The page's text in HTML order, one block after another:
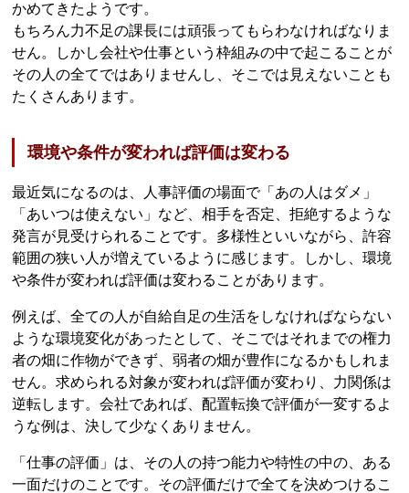
かめてきたようです。
もちろん力不足の課長には頑張ってもらわなければなりま
せん。しかし会社や仕事という枠組みの中で起こることが
その人の全てではありませんし、そこでは見えないことも
たくさんあります。
環境や条件が変われば評価は変わる
最近気になるのは、人事評価の場面で「あの人はダメ」
「あいつは使えない」など、相手を否定、拒絶するような
発言が見受けられることです。多様性といいながら、許容
範囲の狭い人が増えているように感じます。しかし、環境
や条件が変われば評価は変わることがあります。
例えば、全ての人が自給自足の生活をしなければならない
ような環境変化があったとして、そこではそれまでの権力
者の畑に作物ができず、弱者の畑が豊作になるかもしれま
せん。求められる対象が変われば評価が変わり、力関係は
逆転します。会社であれば、配置転換で評価が一変するよ
うな例は、決して少なくありません。
「仕事の評価」は、その人の持つ能力や特性の中の、ある
一面だけのことです。その評価だけで全てを決めつけるこ